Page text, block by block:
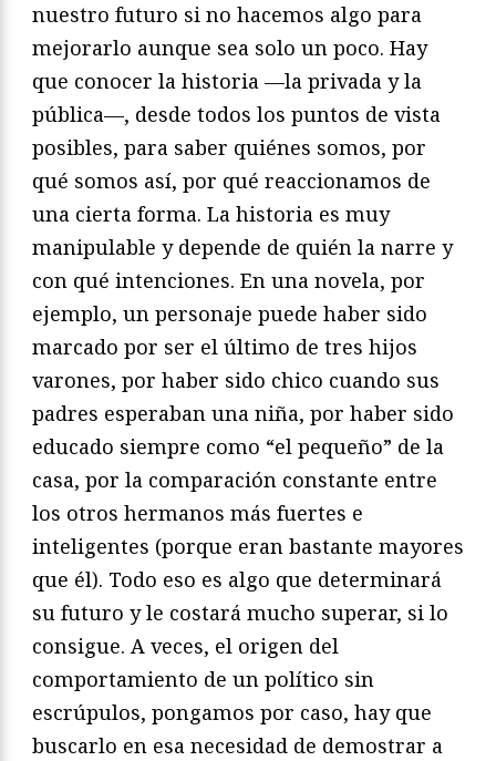
nuestro futuro si no hacemos algo para
mejorarlo aunque sea solo un poco. Hay
que conocer la historia —la privada y la
pública—, desde todos los puntos de vista
posibles, para saber quiénes somos, por
qué somos así, por qué reaccionamos de
una cierta forma. La historia es muy
manipulable y depende de quién la narre y
con qué intenciones. En una novela, por
ejemplo, un personaje puede haber sido
marcado por ser el último de tres hijos
varones, por haber sido chico cuando sus
padres esperaban una niña, por haber sido
educado siempre como “el pequeño” de la
casa, por la comparación constante entre
los otros hermanos más fuertes e
inteligentes (porque eran bastante mayores
que él). Todo eso es algo que determinará
su futuro y le costará mucho superar, si lo
consigue. A veces, el origen del
comportamiento de un político sin
escrúpulos, pongamos por caso, hay que
buscarlo en esa necesidad de demostrar a